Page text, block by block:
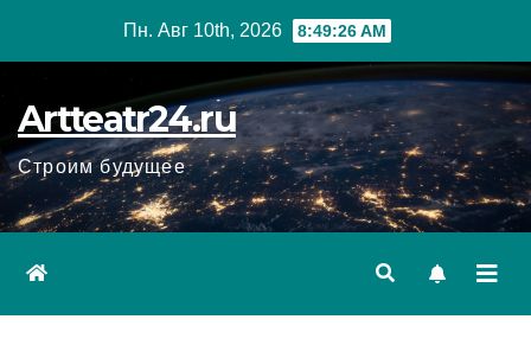
Пн. Авг 10th, 2026 8:49:27 AM
Artteatr24.ru
Строим будущее